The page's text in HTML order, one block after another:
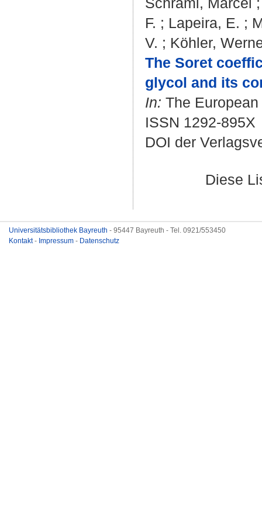
F. ; Lapeira, E. ;
V. ; Köhler,
The Soret
glycol and its
In: The
ISSN 1292-895X
DOI der
Diese
Universitätsbibliothek Bayreuth - 95447 Bayreuth - Tel. 0921/553450
Kontakt- Impressum - Datenschutz